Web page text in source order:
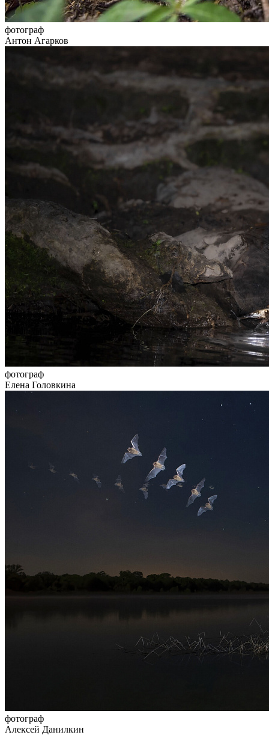
фотограф
Антон Агарков
фотограф
Елена Головкина
фотограф
Алексей Данилкин